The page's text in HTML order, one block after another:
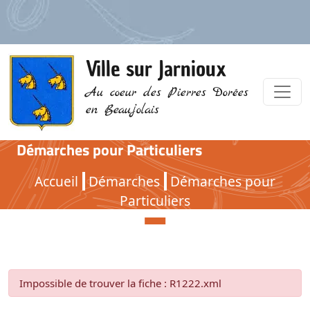
Ville sur Jarnioux
Au coeur des Pierres Dorées
en Beaujolais
Démarches pour Particuliers
Accueil Démarches Démarches pour
Particuliers
Démarches pour Particuliers
Impossible de trouver la fiche : R1222.xml